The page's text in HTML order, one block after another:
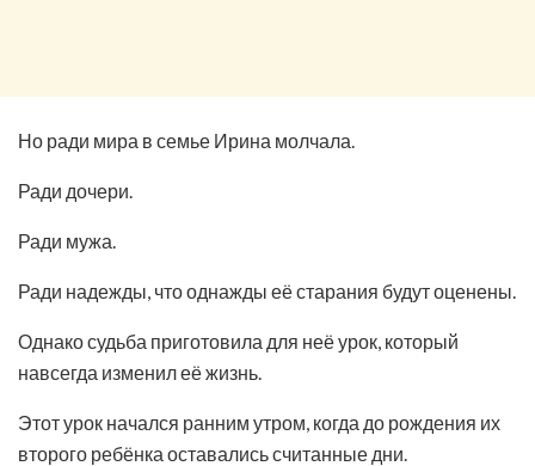
Но ради мира в семье Ирина молчала.
Ради дочери.
Ради мужа.
Ради надежды, что однажды её старания будут оценены.
Однако судьба приготовила для неё урок, который
навсегда изменил её жизнь.
Этот урок начался ранним утром, когда до рождения их
второго ребёнка оставались считанные дни.